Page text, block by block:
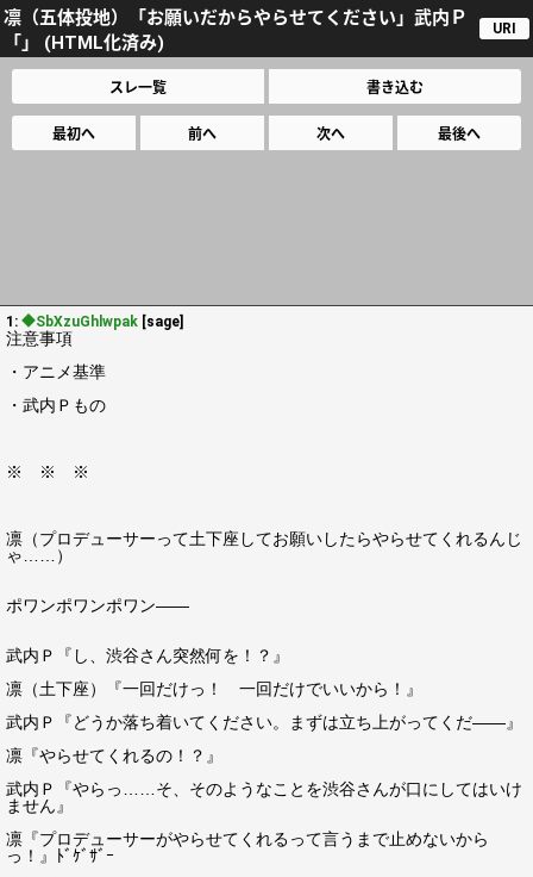
凛（五体投地）「お願いだからやらせてください」武内Ｐ
「」 (HTML化済み)
URI
スレ一覧 書き込む
最初へ 前へ 次へ 最後へ
1: ◆SbXzuGhlwpak [sage]
注意事項
・アニメ基準
・武内Ｐもの
※ ※ ※
凛（プロデューサーって土下座してお願いしたらやらせてくれるんじ
ゃ……）
ポワンポワンポワン――
武内Ｐ『し、渋谷さん突然何を！？』
凛（土下座）『一回だけっ！ 一回だけでいいから！』
武内Ｐ『どうか落ち着いてください。まずは立ち上がってくだ――』
凛『やらせてくれるの！？』
武内Ｐ『やらっ……そ、そのようなことを渋谷さんが口にしてはいけ
ません』
凛『プロデューサーがやらせてくれるって言うまで止めないから
っ！』ﾄﾞｹﾞｻﾞｰ